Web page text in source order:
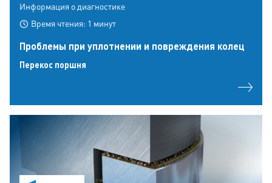
Информация о диагностике
Время чтения: 1 минут
Проблемы при уплотнении и повреждения колец
Перекос поршня